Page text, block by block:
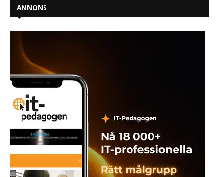
ANNONS